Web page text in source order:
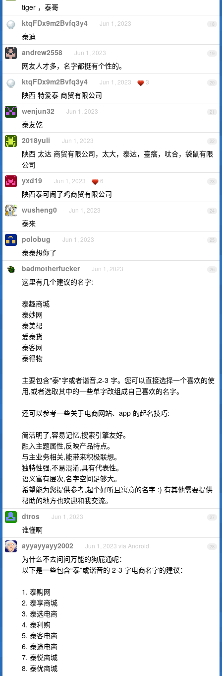
tiger ，泰哥
18
ktqFDx9m2Bvfq3y4 Jun 1, 2023
泰迪
19
andrew2558 Jun 1, 2023
网友人才多，名字都挺有个性的。
20
ktqFDx9m2Bvfq3y4 Jun 1, 2023 3
陕西 特爱泰 商贸有限公司
21
wenjun32 Jun 1, 2023
泰友亁
22
2018yuli Jun 1, 2023
陕西 太达 商贸有限公司，太大，泰达，臺瘩，呔合，袋鼠有限
公司
23
yxd19 Jun 1, 2023 6
陕西泰可闹了鸡商贸有限公司
24
wusheng0 Jun 1, 2023
泰来
25
polobug Jun 1, 2023
泰泰想你了
26
badmotherfucker Jun 1, 2023
这里有几个建议的名字:
泰趣商城
泰妙网
泰美帮
爱泰货
泰客网
泰得物
主要包含"泰"字或者谐音,2-3 字。您可以直接选择一个喜欢的使
用,或者选取其中的一些单字改组成自己喜欢的名字。
还可以参考一些关于电商网站、app 的起名技巧:
简洁明了,容易记忆,搜索引擎友好。
融入主题属性,反映产品特点。
与主业务相关,能带来积极联想。
独特性强,不易混淆,具有代表性。
语义富有层次,名字空间足够大。
希望能为您提供参考,起个好听且寓意的名字 :) 有其他需要提供
帮助的地方也欢迎和我交流。
27
dtros Jun 1, 2023
谁懂啊
28
ayyayyayy2002 Jun 1, 2023 via Android
为什么不去问问万能的狗屁通呢：
以下是一些包含“泰”或谐音的 2-3 字电商名字的建议：
1. 泰购网
2. 泰享商城
3. 泰选电商
4. 泰利购
5. 泰客电商
6. 泰途电商
7. 泰悦商城
8. 泰优商城